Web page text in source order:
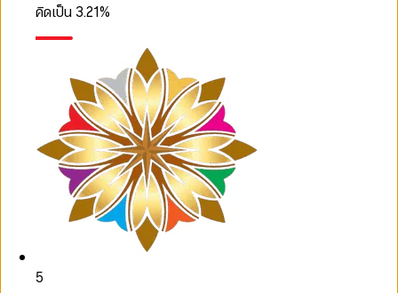
คิดเป็น 3.21%
5